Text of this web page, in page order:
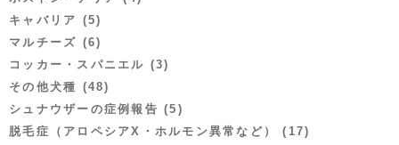
キャバリア (5)
マルチーズ (6)
コッカー・スパニエル (3)
その他犬種 (48)
シュナウザーの症例報告 (5)
脱毛症（アロペシアX・ホルモン異常など） (17)